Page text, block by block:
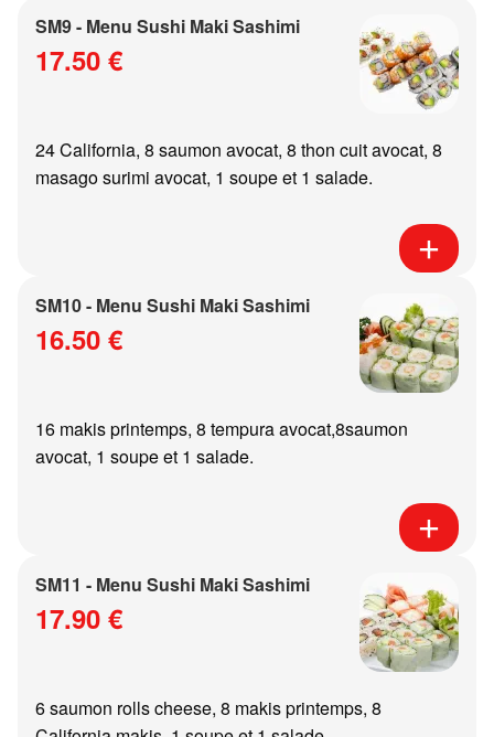
SM9 - Menu Sushi Maki Sashimi
17.50 €
24 California, 8 saumon avocat, 8 thon cuit avocat, 8
masago surimi avocat, 1 soupe et 1 salade.
SM10 - Menu Sushi Maki Sashimi
16.50 €
16 makis printemps, 8 tempura avocat,8saumon
avocat, 1 soupe et 1 salade.
SM11 - Menu Sushi Maki Sashimi
17.90 €
6 saumon rolls cheese, 8 makis printemps, 8